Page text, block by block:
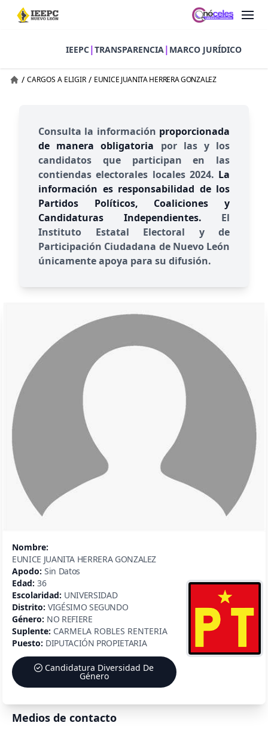
IEEPC|TRANSPARENCIA| MARCO JURÍDICO
/ CARGOS A ELIGIR / EUNICE JUANITA HERRERA GONZALEZ
Consulta la información proporcionada
de manera obligatoria por las y los
candidatos que participan en las
contiendas electorales locales 2024. La
información es responsabilidad de los
Partidos Políticos, Coaliciones y
Candidaturas Independientes. El
Instituto Estatal Electoral y de
Participación Ciudadana de Nuevo León
únicamente apoya para su difusión.
Nombre:
EUNICE JUANITA HERRERA GONZALEZ
Apodo: Sin Datos
Edad: 36
Escolaridad: UNIVERSIDAD
Distrito: VIGÉSIMO SEGUNDO
Género: NO REFIERE
Suplente: CARMELA ROBLES RENTERIA
Puesto: DIPUTACIÓN PROPIETARIA
Candidatura Diversidad De
Género
Medios de contacto